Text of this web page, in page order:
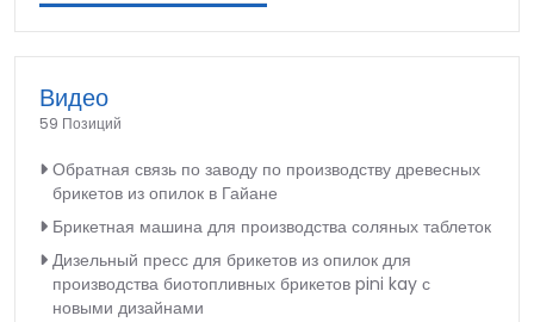
Видео
59 Позиций
Обратная связь по заводу по производству древесных
брикетов из опилок в Гайане
Брикетная машина для производства соляных таблеток
Дизельный пресс для брикетов из опилок для
производства биотопливных брикетов pini kay с
новыми дизайнами